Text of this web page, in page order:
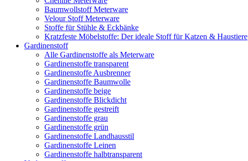
Baumwollstoff Meterware
Velour Stoff Meterware
Stoffe für Stühle & Eckbänke
Kratzfeste Möbelstoffe: Der ideale Stoff für Katzen & Haustiere
Gardinenstoff
Alle Gardinenstoffe als Meterware
Gardinenstoffe transparent
Gardinenstoffe Ausbrenner
Gardinenstoffe Baumwolle
Gardinenstoffe beige
Gardinenstoffe Blickdicht
Gardinenstoffe gestreift
Gardinenstoffe grau
Gardinenstoffe grün
Gardinenstoffe Landhausstil
Gardinenstoffe Leinen
Gardinenstoffe halbtransparent